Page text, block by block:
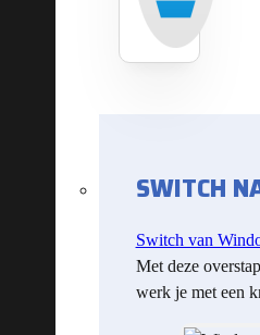
SWITCH
Switch van
Met deze
werk je met een